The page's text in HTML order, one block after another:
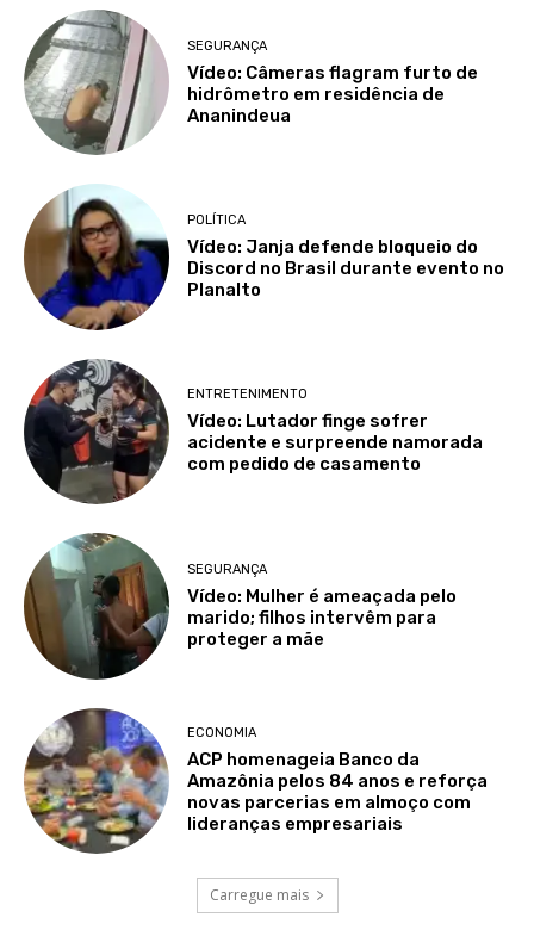
SEGURANÇA
Vídeo: Câmeras flagram furto de
hidrômetro em residência de
Ananindeua
POLÍTICA
Vídeo: Janja defende bloqueio do
Discord no Brasil durante evento no
Planalto
ENTRETENIMENTO
Vídeo: Lutador finge sofrer
acidente e surpreende namorada
com pedido de casamento
SEGURANÇA
Vídeo: Mulher é ameaçada pelo
marido; filhos intervêm para
proteger a mãe
ECONOMIA
ACP homenageia Banco da
Amazônia pelos 84 anos e reforça
novas parcerias em almoço com
lideranças empresariais
Carregue mais